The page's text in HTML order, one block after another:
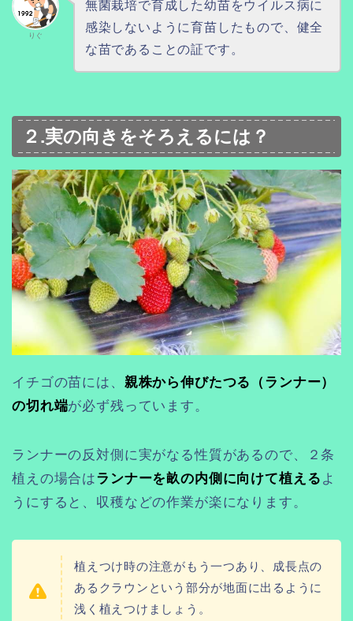
りぐ
無菌栽培で育成した幼苗をウイルス病に
感染しないように育苗したもので、健全
な苗であることの証です。
２.実の向きをそろえるには？
イチゴの苗には、 親株から伸びたつる（ランナー）
の切れ端が必ず残っています。
ランナーの反対側に実がなる性質があるので、２条
植えの場合はランナーを畝の内側に向けて植える よ
うにすると、収穫などの作業が楽になります。
植えつけ時の注意がもう一つあり、成長点の
あるクラウンという部分が地面に出るように
浅く植えつけましょう。